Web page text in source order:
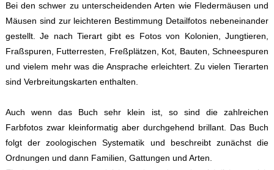
Bei den schwer zu unterscheidenden Arten wie Fledermäusen und
Mäusen sind zur leichteren Bestimmung Detailfotos nebeneinander
gestellt. Je nach Tierart gibt es Fotos von Kolonien, Jungtieren,
Fraßspuren, Futterresten, Freßplätzen, Kot, Bauten, Schneespuren
und vielem mehr was die Ansprache erleichtert. Zu vielen Tierarten
sind Verbreitungskarten enthalten.
Auch wenn das Buch sehr klein ist, so sind die zahlreichen
Farbfotos zwar kleinformatig aber durchgehend brillant. Das Buch
folgt der zoologischen Systematik und beschreibt zunächst die
Ordnungen und dann Familien, Gattungen und Arten.